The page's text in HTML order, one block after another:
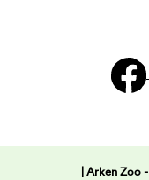
| Arken Zoo -